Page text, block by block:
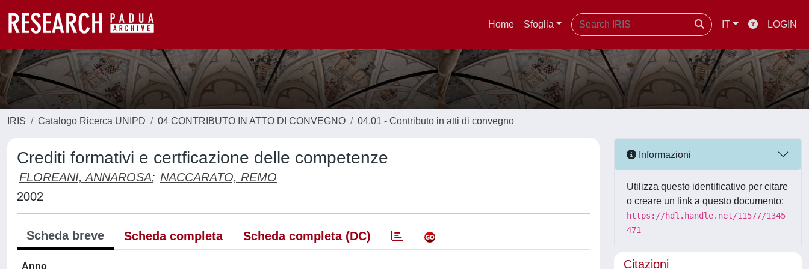
Home Sfoglia IT LOGIN
IRIS Catalogo Ricerca UNIPD 04 CONTRIBUTO IN ATTO DI CONVEGNO 04.01 - Contributo in atti di convegno
Crediti formativi e certficazione delle competenze
FLOREANI, ANNAROSA; NACCARATO, REMO
2002
Scheda breve Scheda completa Scheda completa (DC)
Anno
Informazioni
Utilizza questo identificativo per citare
o creare un link a questo documento:
https://hdl.handle.net/11577/1345
471
Citazioni